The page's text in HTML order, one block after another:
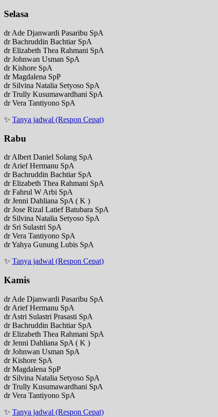
Selasa
dr Ade Djanwardi Pasaribu SpA
dr Bachruddin Bachtiar SpA
dr Elizabeth Thea Rahmani SpA
dr Johnwan Usman SpA
dr Kishore SpA
dr Magdalena SpP
dr Silvina Natalia Setyoso SpA
dr Trully Kusumawardhani SpA
dr Vera Tantiyono SpA
✨ Tanya jadwal (Respon Cepat)
Rabu
dr Albert Daniel Solang SpA
dr Arief Hermanu SpA
dr Bachruddin Bachtiar SpA
dr Elizabeth Thea Rahmani SpA
dr Fahrul W Arbi SpA
dr Jenni Dahliana SpA ( K )
dr Jose Rizal Latief Batubara SpA
dr Silvina Natalia Setyoso SpA
dr Sri Sulastri SpA
dr Vera Tantiyono SpA
dr Yahya Gunung Lubis SpA
✨ Tanya jadwal (Respon Cepat)
Kamis
dr Ade Djanwardi Pasaribu SpA
dr Arief Hermanu SpA
dr Astri Sulastri Prasasti SpA
dr Bachruddin Bachtiar SpA
dr Elizabeth Thea Rahmani SpA
dr Jenni Dahliana SpA ( K )
dr Johnwan Usman SpA
dr Kishore SpA
dr Magdalena SpP
dr Silvina Natalia Setyoso SpA
dr Trully Kusumawardhani SpA
dr Vera Tantiyono SpA
✨ Tanya jadwal (Respon Cepat)